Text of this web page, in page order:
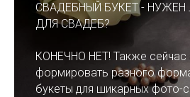
СВАДЕБНЫЙ БУКЕТ - НУЖЕН
ДЛЯ СВАДЕБ?
КОНЕЧНО НЕТ! Также сейчас
формировать разного
букеты для шикарных фото-